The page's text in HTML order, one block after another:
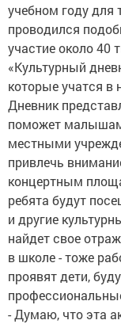
учебном году для
проводился
участие около 40
«Культурный
которые учатся в
Дневник
поможет
местными
привлечь
концертным
ребята будут
и другие
найдет свое
в школе - тоже
проявят дети,
- Думаю, что эта